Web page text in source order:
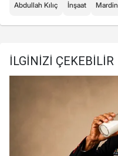
Abdullah Kılıç İnşaat Mardin